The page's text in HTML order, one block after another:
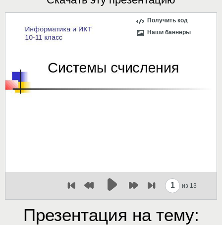
Получить код
Наши баннеры
1 из 13
Презентация на тему: